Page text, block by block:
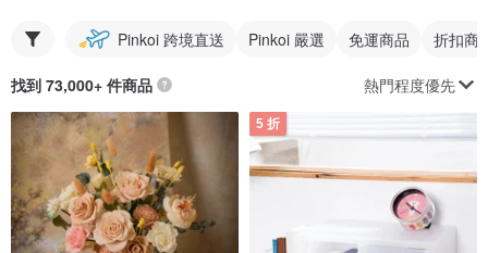
Pinkoi 跨境直送 Pinkoi 嚴選 免運商品 折扣商
找到 73,000+ 件商品 熱門程度優先
5 折